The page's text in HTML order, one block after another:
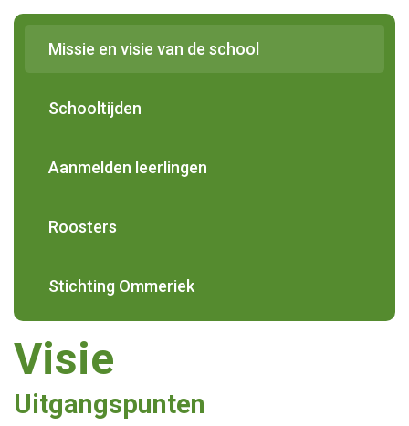
Missie en visie van de school
Schooltijden
Aanmelden leerlingen
Roosters
Stichting Ommeriek
Visie
Uitgangspunten